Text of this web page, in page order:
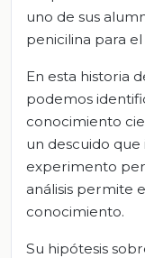
uno de sus
penicilina para
En esta historia
podemos
conocimiento
un descuido
experimento
análisis permite
conocimiento.
Su hipótesis